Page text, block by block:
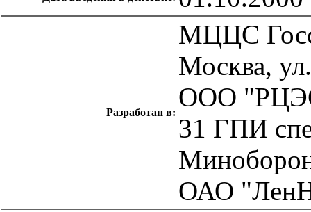
Разработан в:
МЦЦС
Москва,
ООО
31 ГПИ
ОАО